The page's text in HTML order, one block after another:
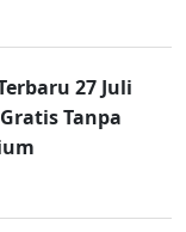
27 Juli
Tanpa